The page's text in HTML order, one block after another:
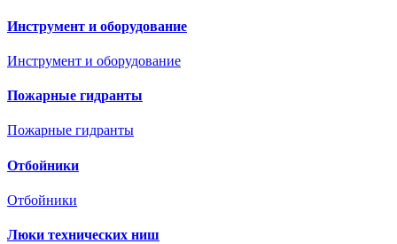
Инструмент и оборудование
Инструмент и оборудование
Пожарные гидранты
Пожарные гидранты
Отбойники
Отбойники
Люки технических ниш